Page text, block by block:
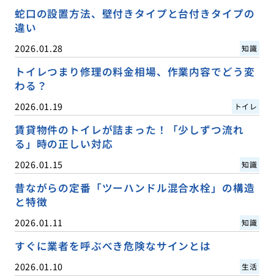
蛇口の設置方法、壁付きタイプと台付きタイプの
違い
2026.01.28 知識
トイレつまり修理の料金相場、作業内容でどう変
わる？
2026.01.19 トイレ
賃貸物件のトイレが詰まった！「少しずつ流れ
る」時の正しい対応
2026.01.15 知識
昔ながらの定番「ツーハンドル混合水栓」の構造
と特徴
2026.01.11 知識
すぐに業者を呼ぶべき危険なサインとは
2026.01.10 生活